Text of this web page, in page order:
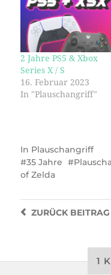
2 Jahre PS5 & Xbox
Series X / S
16. Februar 2023
In "Plauschangriff"
In Plauschangriff
35 Jahre
of Zelda
ZURÜCKBEITRAG
1